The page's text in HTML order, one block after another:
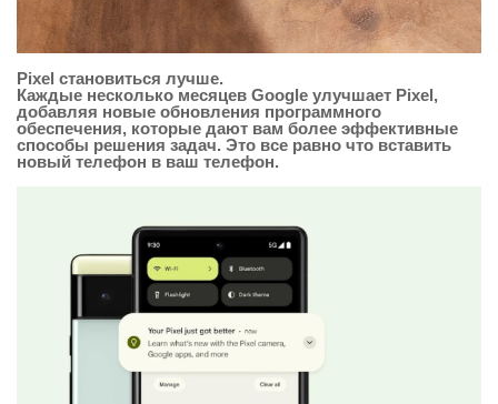
Pixel становиться лучше.
Каждые несколько месяцев Google улучшает Pixel,
добавляя новые обновления программного
обеспечения, которые дают вам более эффективные
способы решения задач. Это все равно что вставить
новый телефон в ваш телефон.